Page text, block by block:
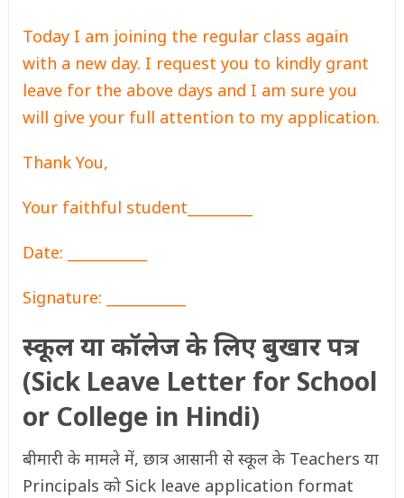
Today I am joining the regular class again
with a new day. I request you to kindly grant
leave for the above days and I am sure you
will give your full attention to my application.
Thank You,
Your faithful student_________
Date: ___________
Signature: ___________
स्कूल या कॉलेज के लिए बुखार पत्र
(Sick Leave Letter for School
or College in Hindi)
बीमारी के मामले में, छात्र आसानी से स्कूल के Teachers या
Principals को Sick leave application format